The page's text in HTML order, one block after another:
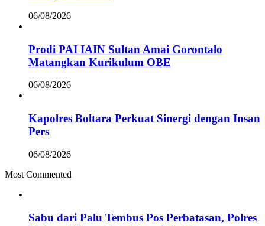
06/08/2026
Prodi PAI IAIN Sultan Amai Gorontalo
Matangkan Kurikulum OBE
06/08/2026
Kapolres Boltara Perkuat Sinergi dengan Insan
Pers
06/08/2026
Most Commented
Sabu dari Palu Tembus Pos Perbatasan, Polres